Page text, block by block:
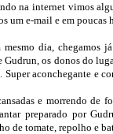
na internet vimos
um e-mail e em
dia, chegamos
os donos do
aconchegante e
e morrendo de
preparado por
de tomate, repolho e